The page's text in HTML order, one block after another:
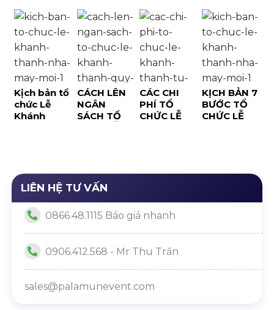
TNHH
HUAYUAN
MACHINERY
CUNG CẤP
MỌI DỊCH
VỤ VỀ XE
BIẾN NÔNG
ĐẦU THẾ
GIỚI
KIỂM XE CƠ
GIỚI 50 –
Kịch bản tổ
chức Lễ
Khánh
CÁCH LÊN
NGÂN
SÁCH TỔ
DOANH
NGHIỆP
CÁC CHI
PHÍ TỔ
CHỨC LỄ
THAM
KỊCH BẢN 7
BƯỚC TỔ
CHỨC LỄ
DOANH
LIÊN HỆ TƯ VẤN
0866.48.1115 Báo giá nhanh
0906.412.568 - Mr Thu Trần
sales@palamunevent.com